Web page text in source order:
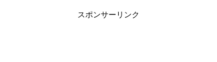
スポンサーリンク